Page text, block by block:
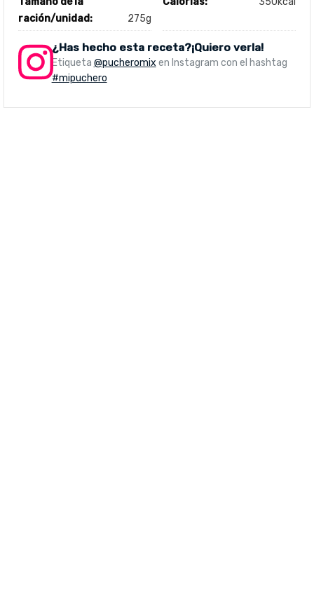
ración/unidad:
275g
¿Has hecho esta receta?¡Quiero verla!
Etiqueta @pucheromix en Instagram con el hashtag
#mipuchero